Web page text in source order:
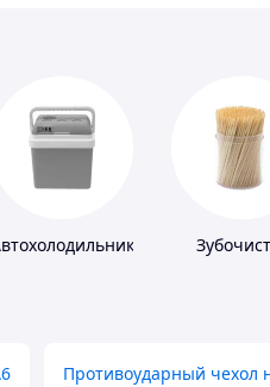
Противоударный чехол